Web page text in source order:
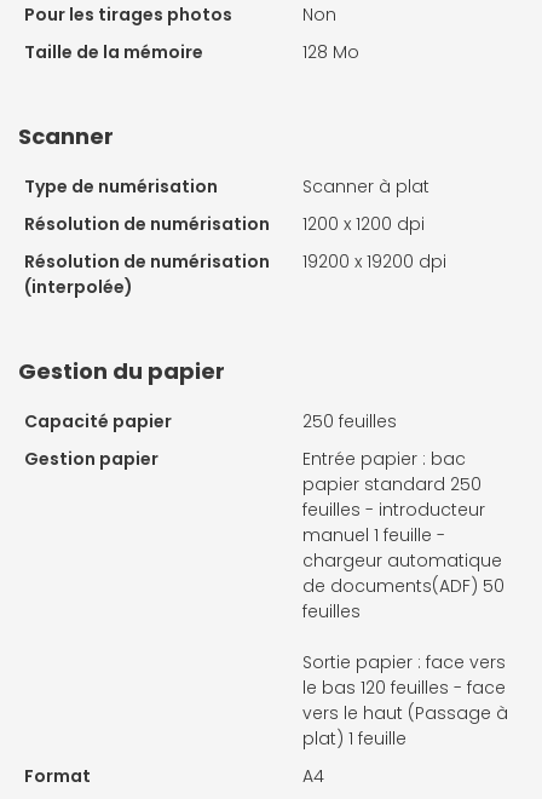
Pour les tirages photos
Non
Taille de la mémoire
128 Mo
Scanner
Type de numérisation
Scanner à plat
Résolution de numérisation
1200 x 1200 dpi
Résolution de numérisation
(interpolée)
19200 x 19200 dpi
Gestion du papier
Capacité papier
250 feuilles
Gestion papier
Entrée papier : bac
papier standard 250
feuilles - introducteur
manuel 1 feuille -
chargeur automatique
de documents(ADF) 50
feuilles
Sortie papier : face vers
le bas 120 feuilles - face
vers le haut (Passage à
plat) 1 feuille
Format
A4